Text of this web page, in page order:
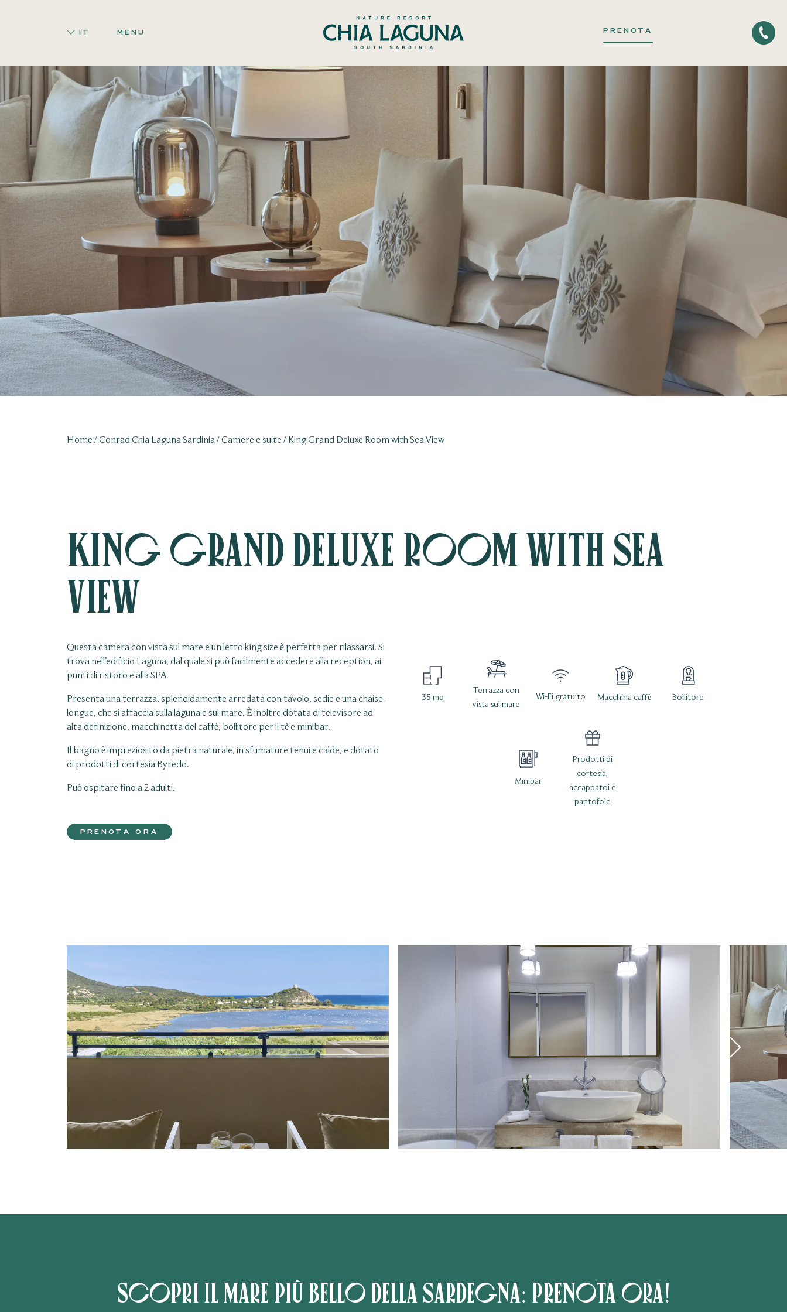
IT MENU PRENOTA
Home Conrad Chia Laguna Sardinia Camere e suite King Grand Deluxe Room with Sea View
King Grand Deluxe Room with Sea
View
Questa camera con vista sul mare e un letto king size è perfetta per rilassarsi. Si
trova nell’edificio Laguna, dal quale si può facilmente accedere alla reception, ai
punti di ristoro e alla SPA.
Presenta una terrazza, splendidamente arredata con tavolo, sedie e una chaise-
longue, che si affaccia sulla laguna e sul mare. È inoltre dotata di televisore ad
alta definizione, macchinetta del caffè, bollitore per il tè e minibar.
Il bagno è impreziosito da pietra naturale, in sfumature tenui e calde, e dotato
di prodotti di cortesia Byredo.
Può ospitare fino a 2 adulti.
PRENOTA ORA
35 mq
Terrazza con
vista sul mare
Wi-Fi gratuito Macchina caffè Bollitore
Minibar
Prodotti di
cortesia,
accappatoi e
pantofole
Scopri il mare più bello della Sardegna: prenota ora!